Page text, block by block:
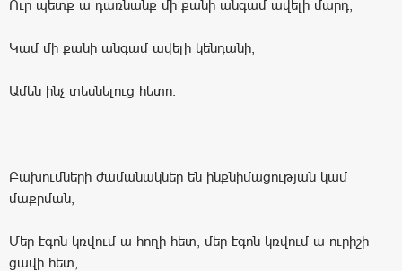
Ուր պետք ա դառնանք մի քանի անգամ ավելի մարդ,
Կամ մի քանի անգամ ավելի կենդանի,
Ամեն ինչ տեսնելուց հետո:
Բախումների ժամանակներ են ինքնիմացության կամ
մաքրման,
Մեր էգոն կռվում ա հողի հետ, մեր էգոն կռվում ա ուրիշի
ցավի հետ,